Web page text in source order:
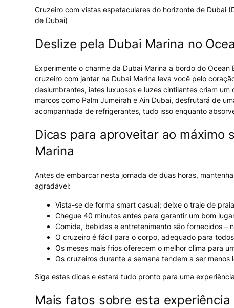
Cruzeiro com vistas espetaculares do horizonte de Dubai
de Dubai)
Deslize pela Dubai Marina no
Experimente o charme da Dubai Marina a bordo do
cruzeiro com jantar na Dubai Marina leva você pelo
deslumbrantes, iates luxuosos e luzes cintilantes criam
marcos como Palm Jumeirah e Ain Dubai, desfrutará de
acompanhada de refrigerantes, tudo isso enquanto
Dicas para aproveitar ao máximo
Marina
Antes de embarcar nesta jornada de duas horas,
agradável:
Vista-se de forma smart casual; deixe o traje de
Chegue 40 minutos antes para garantir um bom
Comida, bebidas e entretenimento são fornecidos –
O cruzeiro é fácil para o corpo, adequado para
Os meses mais frios oferecem o melhor clima para
Os cruzeiros durante a semana tendem a ser
Siga estas dicas e estará tudo pronto para uma
Mais fatos sobre esta experiência